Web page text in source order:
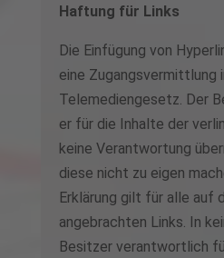
Haftung für Links
Die Einfügung von
eine Zugangsvermittlung
Telemediengesetz. Der
er für die Inhalte der
keine Verantwortung
diese nicht zu eigen
Erklärung gilt für alle auf
angebrachten Links. In
Besitzer verantwortlich